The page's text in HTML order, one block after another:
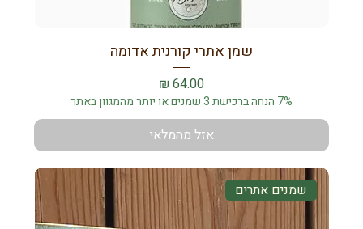
שמן אתרי קורנית אדומה
מחיר
7% הנחה ברכישת 3 שמנים או יותר מהמגוון באתר
אזל מהמלאי
שמנים אתרים